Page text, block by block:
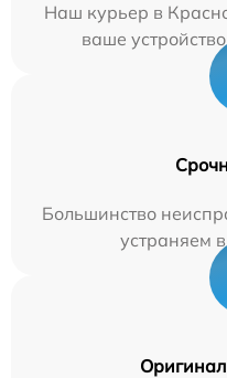
Наш курьер в
ваше
Большинство
устраняем